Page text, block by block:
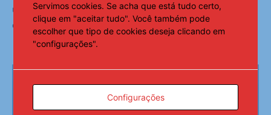
uma manobra operacional, em termos logísticos e de
coordenação, muito complicada”, explicou.
Servimos cookies. Se acha que está tudo certo,
clique em "aceitar tudo". Você também pode
escolher que tipo de cookies deseja clicando em
"configurações".
Configurações